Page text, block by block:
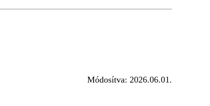
Módosítva: 2026.06.01.